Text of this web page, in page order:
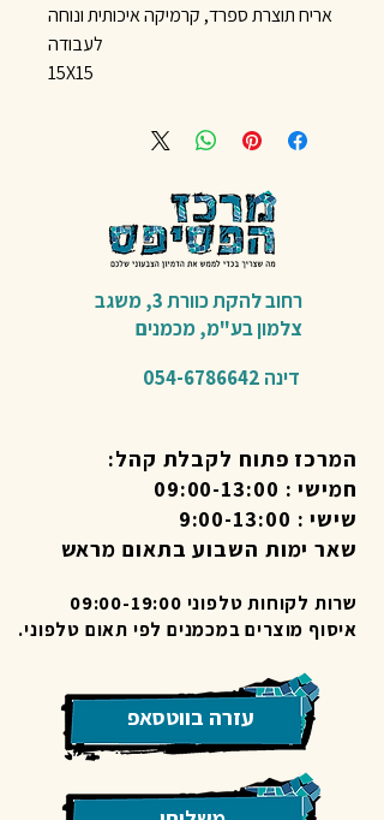
אריח תוצרת ספרד, קרמיקה איכותית ונוחה
לעבודה
15X15
רחוב להקת כוורת 3,
משגב
צלמון בע"מ,מכמנים​
דינה 054-6786642
המרכז פתוח לקבלת קהל:
חמישי : 09:00-13:00
שישי : 9:00-13:00
שאר ימות השבוע בתאום מראש
שרות לקוחות טלפוני 09:00-19:00
איסוף מוצרים במכמנים לפי תאום טלפוני.
עזרה בווטסאפ